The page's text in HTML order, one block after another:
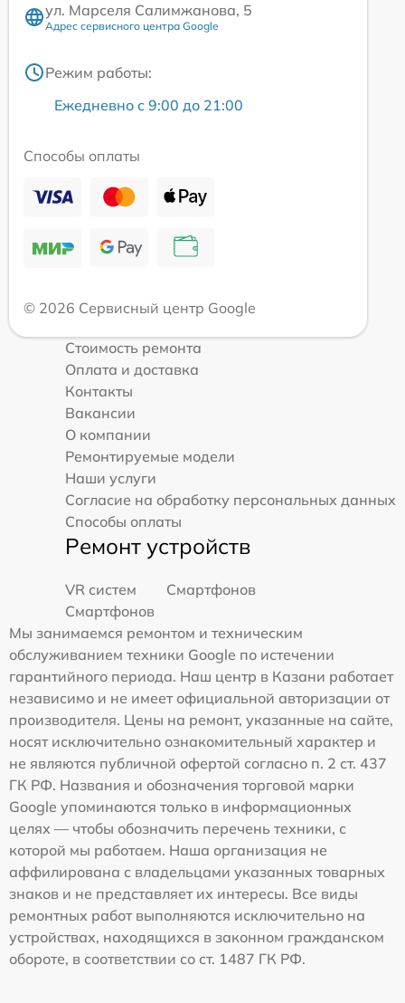
ул. Марселя Салимжанова, 5
Адрес сервисного центра Google
Режим работы:
Ежедневно с 9:00 до 21:00
Способы оплаты
© 2026 Сервисный центр Google
Стоимость ремонта
Оплата и доставка
Контакты
Вакансии
О компании
Ремонтируемые модели
Наши услуги
Согласие на обработку персональных данных
Способы оплаты
Ремонт устройств
VR систем
Смартфонов
Смартфонов
Мы занимаемся ремонтом и техническим
обслуживанием техники Google по истечении
гарантийного периода. Наш центр в Казани работает
независимо и не имеет официальной авторизации от
производителя. Цены на ремонт, указанные на сайте,
носят исключительно ознакомительный характер и
не являются публичной офертой согласно п. 2 ст. 437
ГК РФ. Названия и обозначения торговой марки
Google упоминаются только в информационных
целях — чтобы обозначить перечень техники, с
которой мы работаем. Наша организация не
аффилирована с владельцами указанных товарных
знаков и не представляет их интересы. Все виды
ремонтных работ выполняются исключительно на
устройствах, находящихся в законном гражданском
обороте, в соответствии со ст. 1487 ГК РФ.